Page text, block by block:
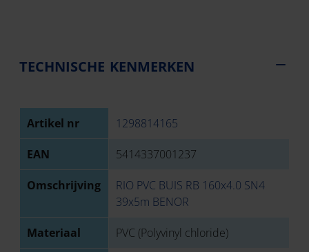
TECHNISCHE KENMERKEN
Artikel nr 1298814165
EAN 5414337001237
Omschrijving
RIO PVC BUIS RB 160x4.0 SN4
39x5m BENOR
Materiaal PVC (Polyvinyl chloride)